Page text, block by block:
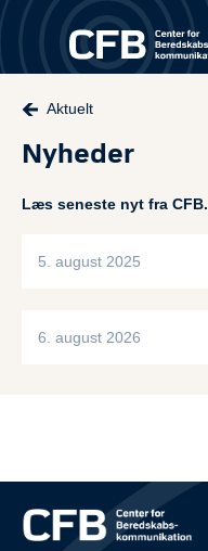
Spring til hovedindhold
Aktuelt
Nyheder
Læs seneste nyt fra CFB.